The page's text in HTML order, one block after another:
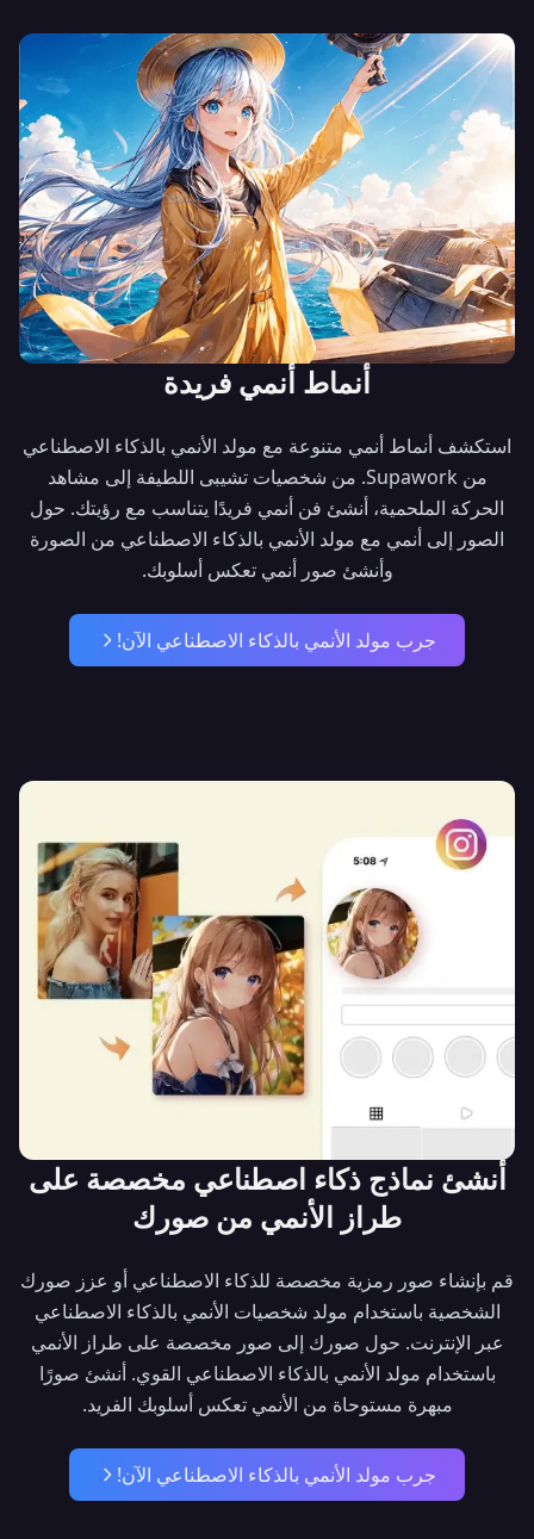
أنماط أنمي فريدة
استكشف أنماط أنمي متنوعة مع مولد الأنمي بالذكاء الاصطناعي
من Supawork. من شخصيات تشيبى اللطيفة إلى مشاهد
الحركة الملحمية، أنشئ فن أنمي فريدًا يتناسب مع رؤيتك. حول
الصور إلى أنمي مع مولد الأنمي بالذكاء الاصطناعي من الصورة
وأنشئ صور أنمي تعكس أسلوبك.
جرب مولد الأنمي بالذكاء الاصطناعي الآن!
أنشئ نماذج ذكاء اصطناعي مخصصة على
طراز الأنمي من صورك
قم بإنشاء صور رمزية مخصصة للذكاء الاصطناعي أو عزز صورك
الشخصية باستخدام مولد شخصيات الأنمي بالذكاء الاصطناعي
عبر الإنترنت. حول صورك إلى صور مخصصة على طراز الأنمي
باستخدام مولد الأنمي بالذكاء الاصطناعي القوي. أنشئ صورًا
مبهرة مستوحاة من الأنمي تعكس أسلوبك الفريد.
جرب مولد الأنمي بالذكاء الاصطناعي الآن!